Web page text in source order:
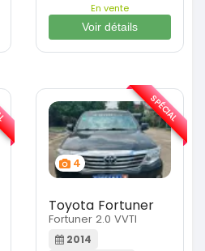
En vente
Voir détails
4
Toyota Fortuner
Fortuner 2.0 VVTI
2014
SPÉCIAL